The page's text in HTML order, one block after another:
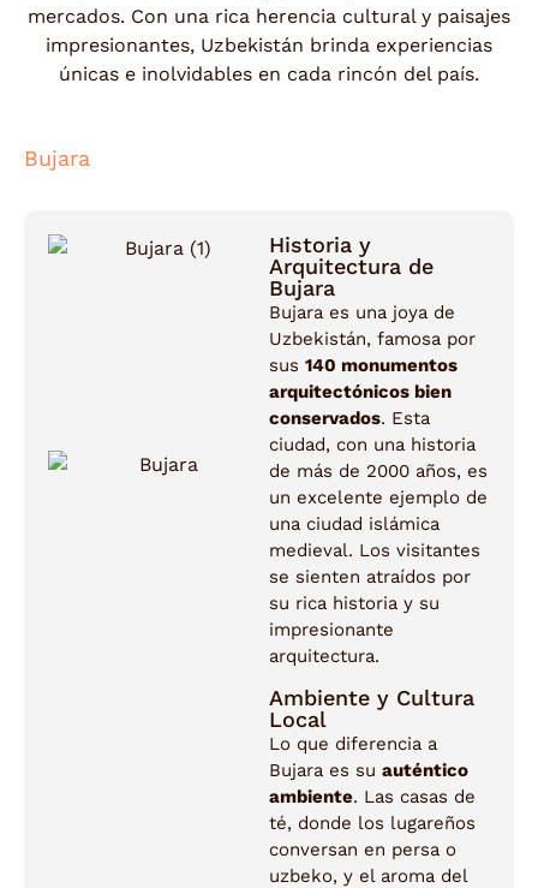
mercados. Con una rica herencia cultural y paisajes
impresionantes, Uzbekistán brinda experiencias
únicas e inolvidables en cada rincón del país.
Bujara
Historia y
Arquitectura de
Bujara
Bujara es una joya de
Uzbekistán, famosa por
sus 140 monumentos
arquitectónicos bien
conservados. Esta
ciudad, con una historia
de más de 2000 años, es
un excelente ejemplo de
una ciudad islámica
medieval. Los visitantes
se sienten atraídos por
su rica historia y su
impresionante
arquitectura.
Ambiente y Cultura
Local
Lo que diferencia a
Bujara es su auténtico
ambiente. Las casas de
té, donde los lugareños
conversan en persa o
uzbeko, y el aroma del